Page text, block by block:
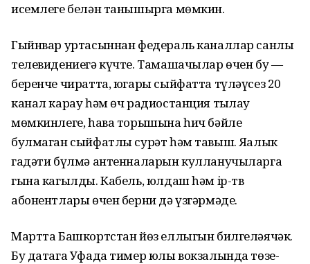
исемлеге белән танышырга мөмкин.
Гыйнвар уртасыннан федераль каналлар санлы
телевидениегә күчте. Тамашачылар өчен бу —
беренче чиратта, югары сыйфатта түләүсез 20
канал карау һәм өч радиостанция тыңлау
мөмкинлеге, һава торышына һич бәйле
булмаган сыйфатлы сурәт һәм тавыш. Яңалык
гадәти бүлмә антенналарын кулланучыларга
гына кагылды. Кабель, юлдаш һәм ip-тв
абонентлары өчен берни дә үзгәрмәде.
Мартта Башкортстан йөз еллыгын билгеләя­чәк.
Бу датага Уфада тимер юлы вокзалында төзе­